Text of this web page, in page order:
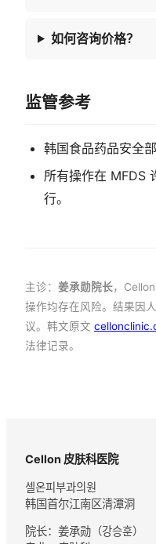
如何咨询价格？
监管参考
韩国食品药品安全
所有操作在 MFDS
行。
主诊： 姜承勋院长，
操作均存在风险。结果因
议。韩文原文
法律记录。
Cellon 皮肤科医院
셀온피부과의원
韩国首尔江南区清潭洞
院长： 姜承勋（강승훈）